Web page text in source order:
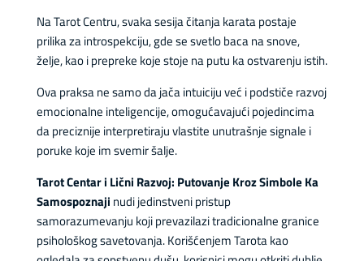
Na Tarot Centru, svaka sesija čitanja karata postaje
prilika za introspekciju, gde se svetlo baca na snove,
želje, kao i prepreke koje stoje na putu ka ostvarenju istih.
Ova praksa ne samo da jača intuiciju već i podstiče razvoj
emocionalne inteligencije, omogućavajući pojedincima
da preciznije interpretiraju vlastite unutrašnje signale i
poruke koje im svemir šalje.
Tarot Centar i Lični Razvoj: Putovanje Kroz Simbole Ka
Samospoznaji nudi jedinstveni pristup
samorazumevanju koji prevazilazi tradicionalne granice
psihološkog savetovanja. Korišćenjem Tarota kao